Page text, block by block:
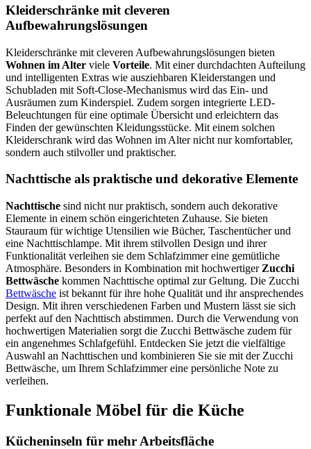
Kleiderschränke mit cleveren
Aufbewahrungslösungen
Kleiderschränke mit cleveren Aufbewahrungslösungen bieten
Wohnen im Alter viele Vorteile. Mit einer durchdachten Aufteilung
und intelligenten Extras wie ausziehbaren Kleiderstangen und
Schubladen mit Soft-Close-Mechanismus wird das Ein- und
Ausräumen zum Kinderspiel. Zudem sorgen integrierte LED-
Beleuchtungen für eine optimale Übersicht und erleichtern das
Finden der gewünschten Kleidungsstücke. Mit einem solchen
Kleiderschrank wird das Wohnen im Alter nicht nur komfortabler,
sondern auch stilvoller und praktischer.
Nachttische als praktische und dekorative Elemente
Nachttische sind nicht nur praktisch, sondern auch dekorative
Elemente in einem schön eingerichteten Zuhause. Sie bieten
Stauraum für wichtige Utensilien wie Bücher, Taschentücher und
eine Nachttischlampe. Mit ihrem stilvollen Design und ihrer
Funktionalität verleihen sie dem Schlafzimmer eine gemütliche
Atmosphäre. Besonders in Kombination mit hochwertiger Zucchi
Bettwäsche kommen Nachttische optimal zur Geltung. Die Zucchi
Bettwäsche ist bekannt für ihre hohe Qualität und ihr ansprechendes
Design. Mit ihren verschiedenen Farben und Mustern lässt sie sich
perfekt auf den Nachttisch abstimmen. Durch die Verwendung von
hochwertigen Materialien sorgt die Zucchi Bettwäsche zudem für
ein angenehmes Schlafgefühl. Entdecken Sie jetzt die vielfältige
Auswahl an Nachttischen und kombinieren Sie sie mit der Zucchi
Bettwäsche, um Ihrem Schlafzimmer eine persönliche Note zu
verleihen.
Funktionale Möbel für die Küche
Kücheninseln für mehr Arbeitsfläche